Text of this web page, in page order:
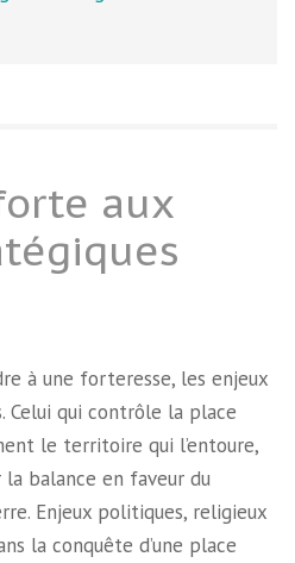
aux
à une forteresse, les enjeux
Celui qui contrôle la place
le territoire qui l’entoure,
balance en faveur du
Enjeux politiques, religieux
la conquête d’une place